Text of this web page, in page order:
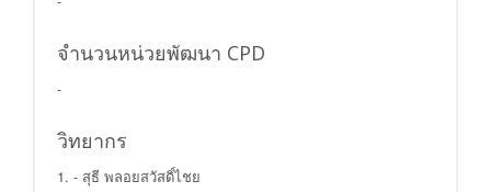
จำนวนหน่วยพัฒนา CPD
-
วิทยากร
1. - สุธี พลอยสวัสดิ์ไชย